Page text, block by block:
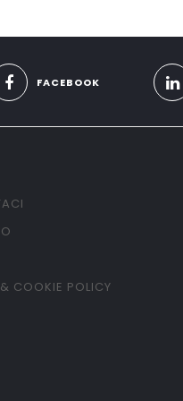
FACEBOOK
COOKIE POLICY